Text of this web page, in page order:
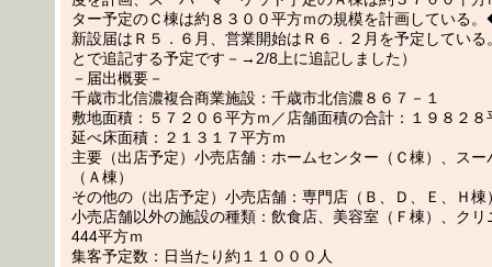
ター予定のＣ棟は約８３００平方ｍの規模を計画している
新設届はＲ５．６月、営業開始はＲ６．２月を予定している
とで追記する予定です－→2/8上に追記しました）
－届出概要－
千歳市北信濃複合商業施設：千歳市北信濃８６７－１
敷地面積：５７２０６平方ｍ／店舗面積の合計：１９８２８
延べ床面積：２１３１７平方ｍ
主要（出店予定）小売店舗：ホームセンター（Ｃ棟）、スー
（Ａ棟）
その他の（出店予定）小売店舗：専門店（Ｂ、Ｄ、Ｅ、Ｈ棟
小売店舗以外の施設の種類：飲食店、美容室（Ｆ棟）、クリ
444平方ｍ
集客予定数：日当たり約１１０００人